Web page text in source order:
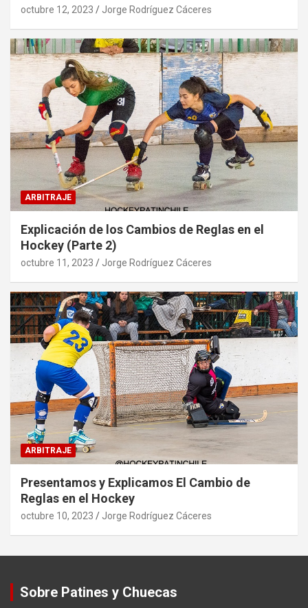
octubre 12, 2023 Jorge Rodríguez Cáceres
ARBITRAJE
Explicación de los Cambios de Reglas en el
Hockey (Parte 2)
octubre 11, 2023 Jorge Rodríguez Cáceres
ARBITRAJE
Presentamos y Explicamos El Cambio de
Reglas en el Hockey
octubre 10, 2023 Jorge Rodríguez Cáceres
Sobre Patines y Chuecas